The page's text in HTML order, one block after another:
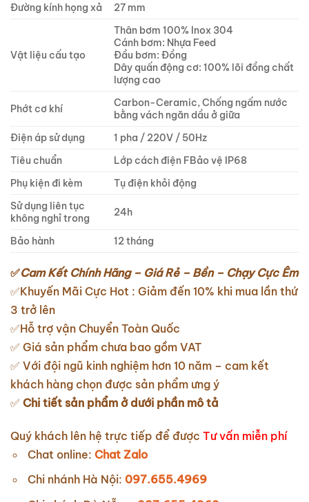
Đường kính họng xả
27 mm
Vật liệu cấu tạo
Thân bơm 100% Inox 304
Cánh bơm: Nhựa Feed
Đầu bơm: Đồng
Dây quấn động cơ: 100% lõi đồng chất
lượng cao
Phớt cơ khí
Carbon-Ceramic, Chống ngấm nước
bằng vách ngăn dầu ở giữa
Điện áp sử dụng
1 pha / 220V / 50Hz
Tiêu chuẩn
Lớp cách điện FBảo vệ IP68
Phụ kiện đi kèm
Tụ điện khỏi động
Sử dụng liên tục
không nghỉ trong
24h
Bảo hành 12 tháng
✅Cam Kết Chính Hãng – Giá Rẻ – Bền – Chạy Cực Êm
✅Khuyến Mãi Cực Hot : Giảm đến 10% khi mua lần thứ
3 trở lên
✅Hỗ trợ vận Chuyển Toàn Quốc
✅ Giá sản phẩm chưa bao gồm VAT
✅ Với đội ngũ kinh nghiệm hơn 10 năm – cam kết
khách hàng chọn được sản phẩm ưng ý
✅ Chi tiết sản phẩm ở dưới phần mô tả
Quý khách lên hệ trực tiếp để được Tư vấn miễn phí
Chat online: Chat Zalo
Chi nhánh Hà Nội: 097.655.4969